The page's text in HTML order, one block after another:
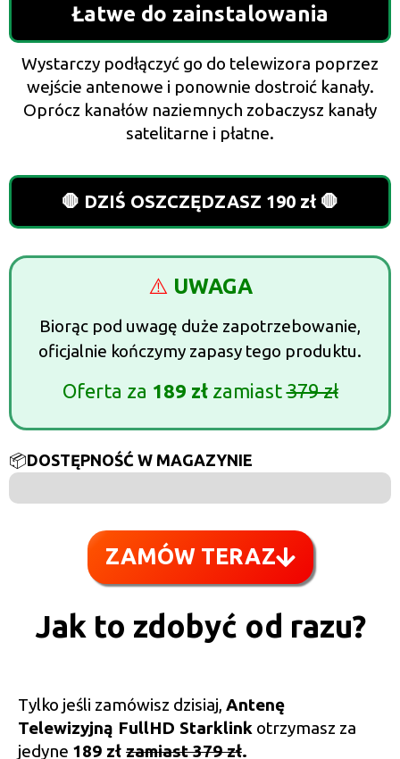
Łatwe do zainstalowania
Wystarczy podłączyć go do telewizora poprzez
wejście antenowe i ponownie dostroić kanały.
Oprócz kanałów naziemnych zobaczysz kanały
satelitarne i płatne.
🛑 DZIŚ OSZCZĘDZASZ 190 zł 🛑
⚠️ UWAGA
Biorąc pod uwagę duże zapotrzebowanie,
oficjalnie kończymy zapasy tego produktu.
Oferta za 189 zł zamiast379 zł
📦DOSTĘPNOŚĆ W MAGAZYNIE
ZAMÓW TERAZ
Jak to zdobyć od razu?
Tylko jeśli zamówisz dzisiaj, Antenę
Telewizyjną FullHD Starklink otrzymasz za
jedyne 189 zł zamiast 379 zł.